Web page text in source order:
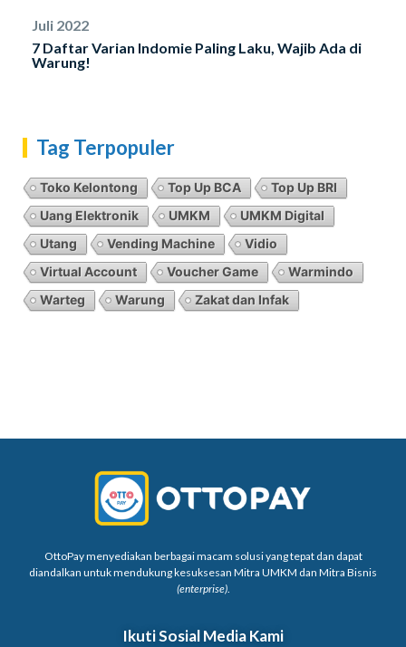
Juli 2022
7 Daftar Varian Indomie Paling Laku, Wajib Ada di
Warung!
Tag Terpopuler
Toko Kelontong Top Up BCA
Top Up BRI
Uang Elektronik
UMKM
UMKM Digital
Utang
Vending Machine
Vidio
Virtual Account
Voucher Game
Warmindo
Warteg
Warung Zakat dan Infak
OttoPay menyediakan berbagai macam solusi yang tepat dan dapat
diandalkan untuk mendukung kesuksesan Mitra UMKM dan Mitra Bisnis
(enterprise).
Ikuti Sosial Media Kami